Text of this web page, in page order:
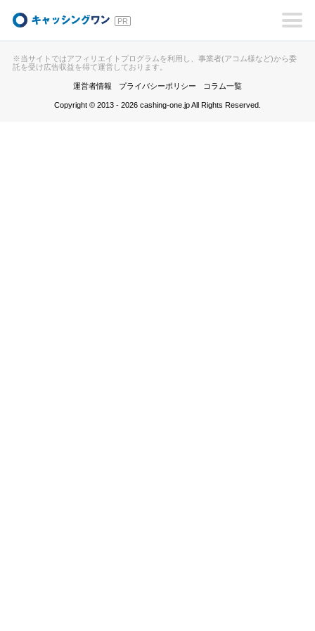
キャッシングワン
※当サイトではアフィリエイトプログラムを利用し、事業者(アコム様など)から委
託を受け広告収益を得て運営しております。
運営者情報 プライバシーポリシー コラム一覧
Copyright © 2013 - 2026 cashing-one.jp All Rights Reserved.